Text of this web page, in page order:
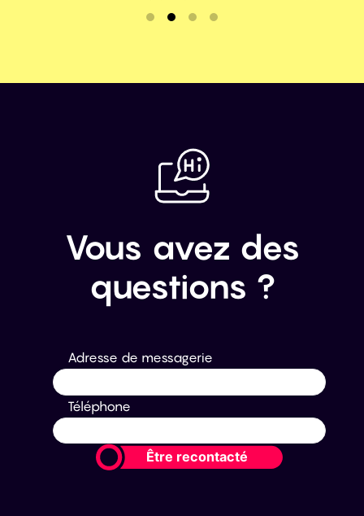
Vous avez des
questions ?
Adresse de messagerie
Téléphone